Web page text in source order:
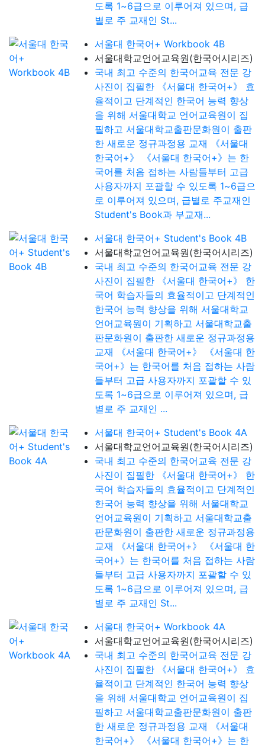
도록 1~6급으로 이루어져 있으며, 급
별로 주 교재인 St...
서울대 한국어+ Workbook 4B
서울대학교언어교육원(한국어시리즈)
국내 최고 수준의 한국어교육 전문 강
사진이 집필한 《서울대 한국어+》 효
율적이고 단계적인 한국어 능력 향상
을 위해 서울대학교 언어교육원이 집
필하고 서울대학교출판문화원이 출판
한 새로운 정규과정용 교재 《서울대
한국어+》 《서울대 한국어+》는 한
국어를 처음 접하는 사람들부터 고급
사용자까지 포괄할 수 있도록 1~6급으
로 이루어져 있으며, 급별로 주교재인
Student's Book과 부교재...
서울대 한국어+ Student's Book 4B
서울대학교언어교육원(한국어시리즈)
국내 최고 수준의 한국어교육 전문 강
사진이 집필한 《서울대 한국어+》 한
국어 학습자들의 효율적이고 단계적인
한국어 능력 향상을 위해 서울대학교
언어교육원이 기획하고 서울대학교출
판문화원이 출판한 새로운 정규과정용
교재 《서울대 한국어+》 《서울대 한
국어+》는 한국어를 처음 접하는 사람
들부터 고급 사용자까지 포괄할 수 있
도록 1~6급으로 이루어져 있으며, 급
별로 주 교재인 ...
서울대 한국어+ Student's Book 4A
서울대학교언어교육원(한국어시리즈)
국내 최고 수준의 한국어교육 전문 강
사진이 집필한 《서울대 한국어+》 한
국어 학습자들의 효율적이고 단계적인
한국어 능력 향상을 위해 서울대학교
언어교육원이 기획하고 서울대학교출
판문화원이 출판한 새로운 정규과정용
교재 《서울대 한국어+》 《서울대 한
국어+》는 한국어를 처음 접하는 사람
들부터 고급 사용자까지 포괄할 수 있
도록 1~6급으로 이루어져 있으며, 급
별로 주 교재인 St...
서울대 한국어+ Workbook 4A
서울대학교언어교육원(한국어시리즈)
국내 최고 수준의 한국어교육 전문 강
사진이 집필한 《서울대 한국어+》 효
율적이고 단계적인 한국어 능력 향상
을 위해 서울대학교 언어교육원이 집
필하고 서울대학교출판문화원이 출판
한 새로운 정규과정용 교재 《서울대
한국어+》 《서울대 한국어+》는 한